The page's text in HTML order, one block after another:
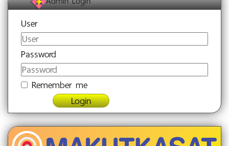
User
Password
Remember me
Login